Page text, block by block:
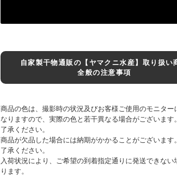
自家製干物通販の【ヤマクニ水産】取り扱い
全般の注意事項
商品の色は、撮影時の状況及びお客様ご使用のモニター
なりますので、実際の色と若干異なる場合がございます
了承ください。
商品が欠品した場合には納期がかかることがございます
了承ください。
入荷状況により、ご希望の到着指定通りに発送できない
ります。